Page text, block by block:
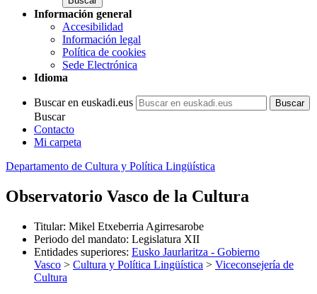
Información general
Accesibilidad
Información legal
Política de cookies
Sede Electrónica
Idioma
Buscar en euskadi.eus
Buscar
Contacto
Mi carpeta
Departamento de Cultura y Política Lingüística
Observatorio Vasco de la Cultura
Titular: Mikel Etxeberria Agirresarobe
Periodo del mandato: Legislatura XII
Entidades superiores: Eusko Jaurlaritza - Gobierno
Vasco > Cultura y Política Lingüística > Viceconsejería de
Cultura